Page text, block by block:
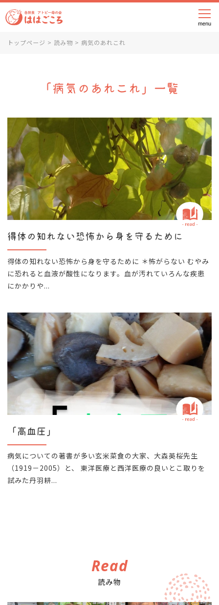
メニ
トップページ > 読み物 > 病気のあれこれ
「病気のあれこれ」一覧
得体の知れない恐怖から身を守るために
得体の知れない恐怖から身を守るために ＊怖がらない むやみ
に恐れると血液が酸性になります。血が汚れていろんな疾患
にかかりや...
「高血圧」
病気についての著書が多い玄米菜食の大家、大森英桜先生
（1919－2005）と、 東洋医療と西洋医療の良いとこ取りを
試みた丹羽耕...
Read
読み物